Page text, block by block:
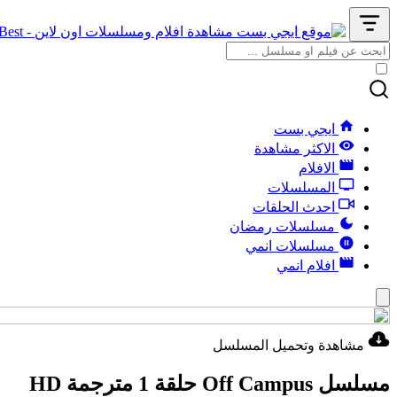
ايجي بست
الاكثر مشاهدة
الافلام
المسلسلات
احدث الحلقات
مسلسلات رمضان
مسلسلات انمي
افلام انمي
مشاهدة وتحميل المسلسل
مسلسل Off Campus حلقة 1 مترجمة HD